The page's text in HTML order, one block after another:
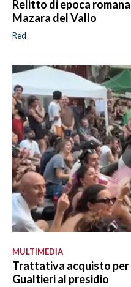
Relitto di epoca
Mazara del Vallo
Red
MULTIMEDIA
Trattativa acquisto per
Gualtieri al presidio